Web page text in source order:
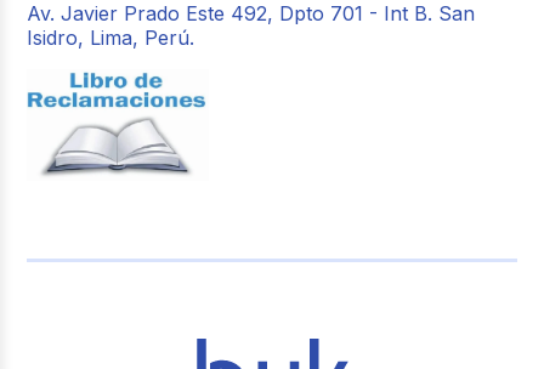
Av. Javier Prado Este 492, Dpto 701 - Int B. San
Isidro, Lima, Perú.